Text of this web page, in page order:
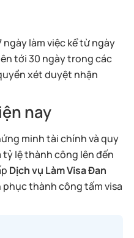
làm việc kể từ ngày
tới 30 ngày trong các
xét duyệt nhận
nay
minh tài chính và quy
tỷ lệ thành công lên đến
Dịch vụ Làm Visa Đan
thành công tấm visa